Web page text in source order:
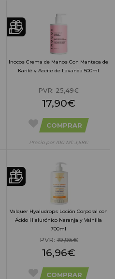
Inocos Crema de Manos Con Manteca de
Karité y Aceite de Lavanda 500ml
PVR: 25,49€
17,90€
COMPRAR
Precio por 100 Ml: 3,58€
Valquer Hyaludrops Loción Corporal con
Ácido Hialurónico Naranja y Vainilla
700ml
PVR:19,95€
16,96€
COMPRAR